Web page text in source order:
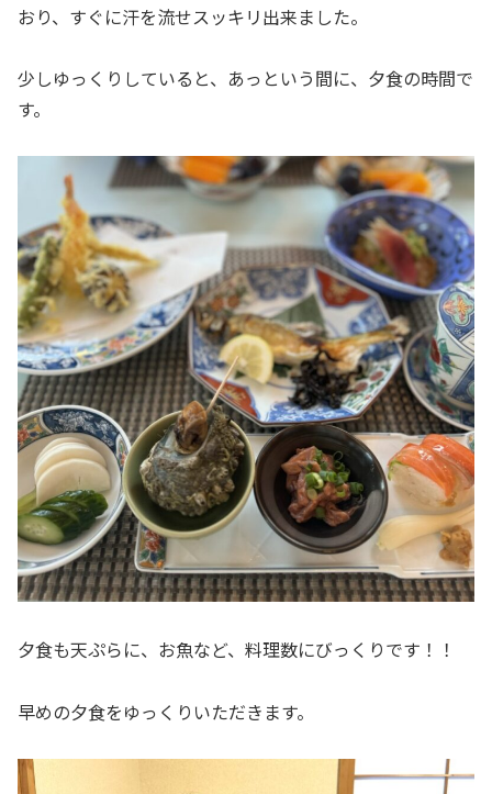
おり、すぐに汗を流せスッキリ出来ました。
少しゆっくりしていると、あっという間に、夕食の時間で
す。
夕食も天ぷらに、お魚など、料理数にびっくりです！！
早めの夕食をゆっくりいただきます。